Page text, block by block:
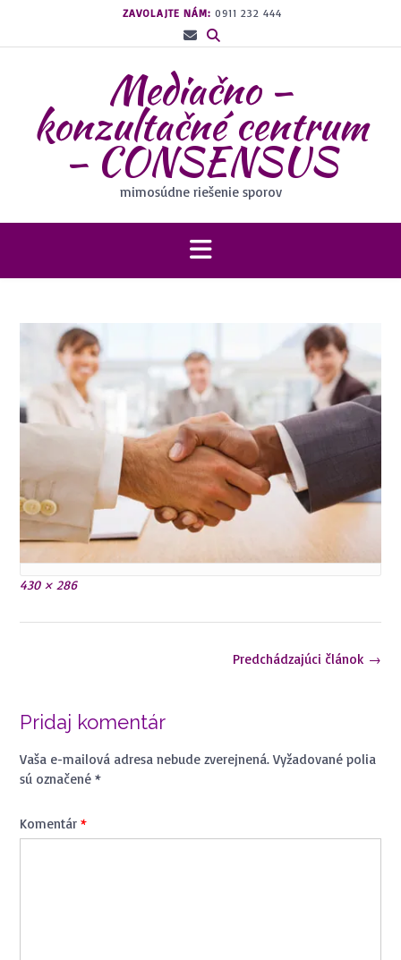
obsah
ZAVOLAJTE NÁM: 0911 232 444
Mediačno –
konzultačné centrum
– CONSENSUS
mimosúdne riešenie sporov
Plná
430 × 286
Predchádzajúci článok →
Pridaj komentár
Vaša e-mailová adresa nebude zverejnená. Vyžadované polia
sú označené *
Komentár *